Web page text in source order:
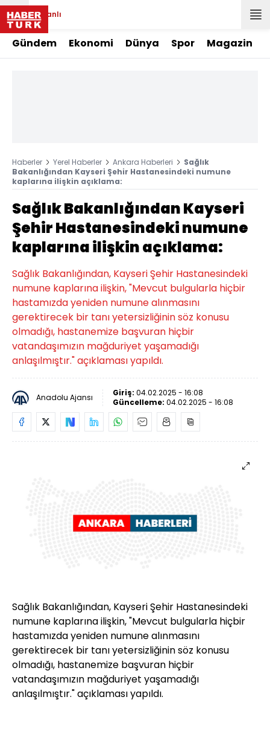
Canlı
Gündem Ekonomi Dünya Spor Magazin
Haberler Yerel Haberler Ankara Haberleri
Sağlık
Bakanlığından Kayseri Şehir Hastanesindeki numune
kaplarına ilişkin açıklama:
Sağlık Bakanlığından Kayseri
Şehir Hastanesindeki numune
kaplarına ilişkin açıklama:
Sağlık Bakanlığından, Kayseri Şehir Hastanesindeki
numune kaplarına ilişkin, "Mevcut bulgularla hiçbir
hastamızda yeniden numune alınmasını
gerektirecek bir tanı yetersizliğinin söz konusu
olmadığı, hastanemize başvuran hiçbir
vatandaşımızın mağduriyet yaşamadığı
anlaşılmıştır." açıklaması yapıldı.
Anadolu Ajansı Giriş: 04.02.2025 - 16:08
Güncelleme: 04.02.2025 - 16:08
Sağlık Bakanlığından, Kayseri Şehir Hastanesindeki
numune kaplarına ilişkin, "Mevcut bulgularla hiçbir
hastamızda yeniden numune alınmasını
gerektirecek bir tanı yetersizliğinin söz konusu
olmadığı, hastanemize başvuran hiçbir
vatandaşımızın mağduriyet yaşamadığı
anlaşılmıştır." açıklaması yapıldı.